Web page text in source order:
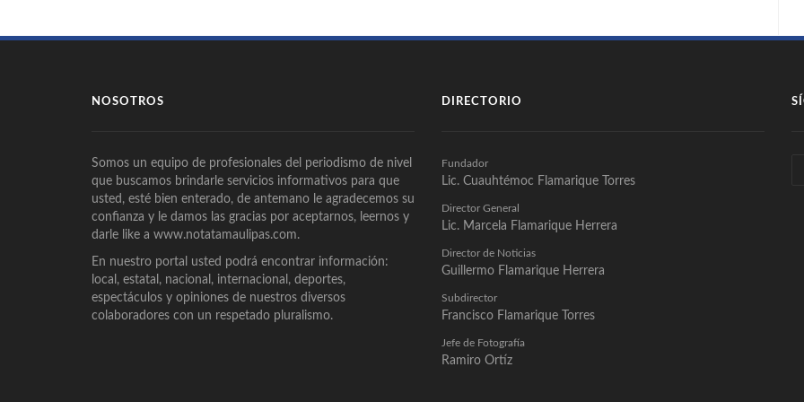
NOSOTROS
Somos un equipo de profesionales del periodismo de nivel
que buscamos brindarle servicios informativos para que
usted, esté bien enterado, de antemano le agradecemos su
confianza y le damos las gracias por aceptarnos, leernos y
darle like a www.notatamaulipas.com.
En nuestro portal usted podrá encontrar información:
local, estatal, nacional, internacional, deportes,
espectáculos y opiniones de nuestros diversos
colaboradores con un respetado pluralismo.
DIRECTORIO
Fundador
Lic. Cuauhtémoc Flamarique Torres
Director General
Lic. Marcela Flamarique Herrera
Director de Noticias
Guillermo Flamarique Herrera
Subdirector
Francisco Flamarique Torres
Jefe de Fotografía
Ramiro Ortíz